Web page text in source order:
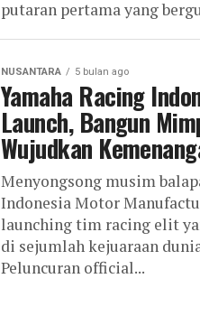
putaran pertama yang
NUSANTARA 5 bulan ago
Yamaha Racing
Launch, Bangun
Wujudkan
Menyongsong musim
Indonesia Motor
launching tim racing elit
di sejumlah kejuaraan
Peluncuran official...